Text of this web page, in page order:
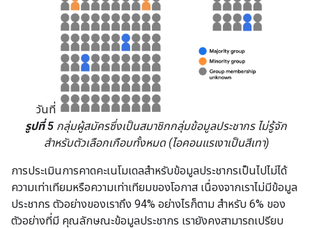
วันที่
รูปที่ 5 กลุ่มผู้สมัครซึ่งเป็นสมาชิกกลุ่มข้อมูลประชากร ไม่รู้จัก
สำหรับตัวเลือกเกือบทั้งหมด (ไอคอนแรเงาเป็นสีเทา)
การประเมินการคาดคะเนโมเดลสำหรับข้อมูลประชากรเป็นไปไม่ได้
ความเท่าเทียมหรือความเท่าเทียมของโอกาส เนื่องจากเราไม่มีข้อมูล
ประชากร ตัวอย่างของเราถึง 94% อย่างไรก็ตาม สำหรับ 6% ของ
ตัวอย่างที่มี คุณลักษณะข้อมูลประชากร เรายังคงสามารถเปรียบ